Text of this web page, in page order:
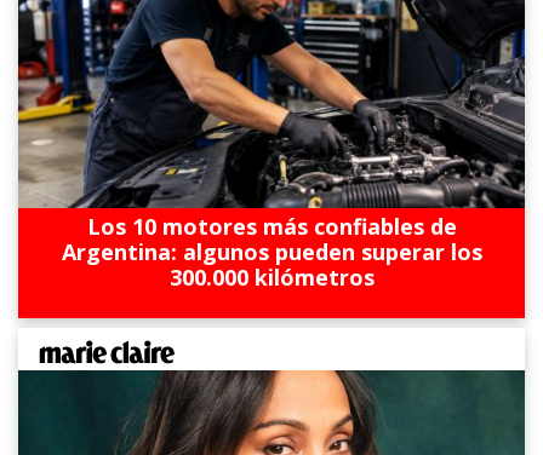
Los 10 motores más confiables de
Argentina: algunos pueden superar los
300.000 kilómetros